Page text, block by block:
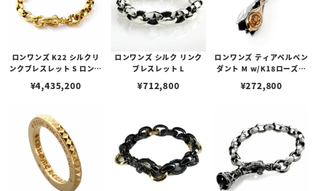
ロンワンズ K22 シルクリ
ンクブレスレット S ロング
¥4,435,200
ロンワンズ シルク リンク
ブレスレット L
¥712,800
ロンワンズ ティアベルペン
ダント M w/K18ローズゴ
¥272,800